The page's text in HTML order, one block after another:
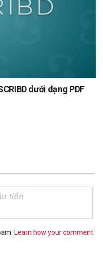
dưới dạng PDF
Learn how your comment